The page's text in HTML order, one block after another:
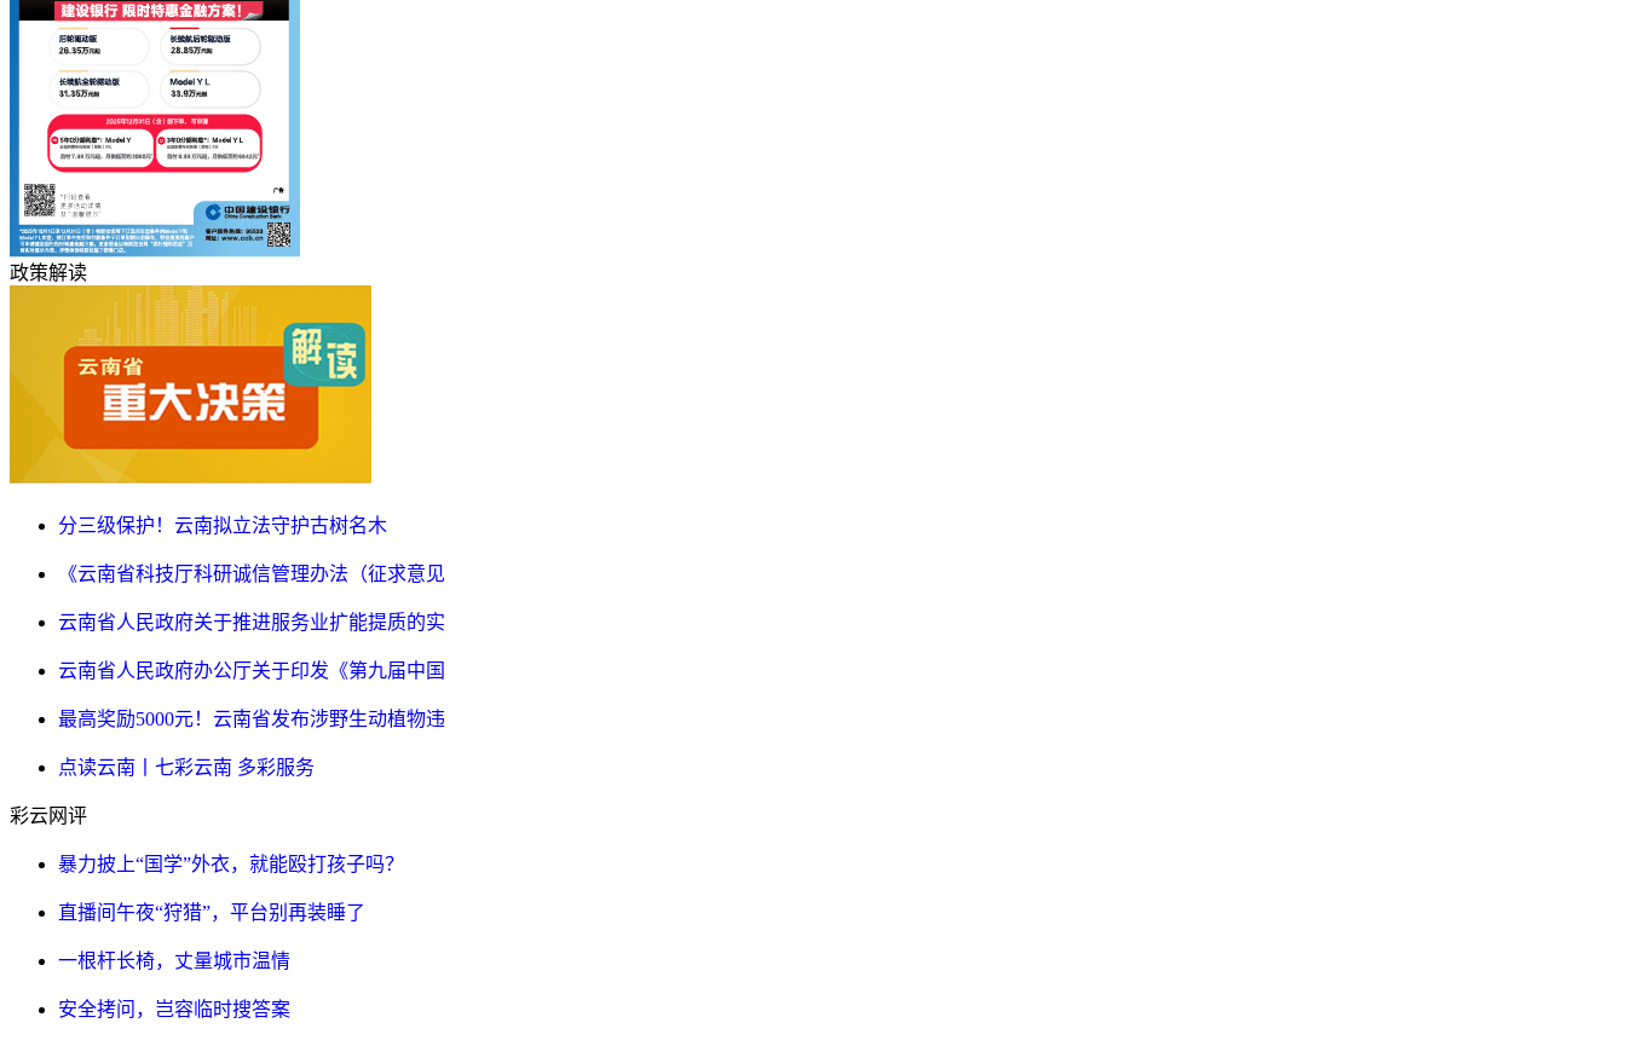
政策解读
分三级保护！云南拟立法守护古树名木
《云南省科技厅科研诚信管理办法（征求意见
云南省人民政府关于推进服务业扩能提质的实
云南省人民政府办公厅关于印发《第九届中国
最高奖励5000元！云南省发布涉野生动植物违
点读云南丨七彩云南 多彩服务
彩云网评
暴力披上“国学”外衣，就能殴打孩子吗？
直播间午夜“狩猎”，平台别再装睡了
一根杆长椅，丈量城市温情
安全拷问，岂容临时搜答案